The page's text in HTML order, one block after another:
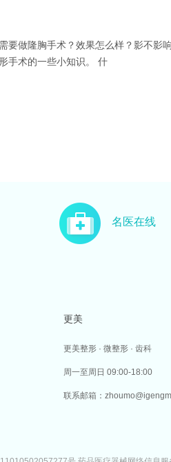
要做隆胸手术？效果怎么样？影不
手术的一些小知识。 什
名医在线
更美
更美整形 · 微整形 · 齿科
周一至周日 09:00-18:00
联系邮箱：